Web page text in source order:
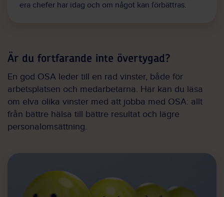
era chefer har idag och om något kan förbättras.
Är du fortfarande inte övertygad?
En god OSA leder till en rad vinster, både för
arbetsplatsen och medarbetarna. Här kan du läsa
om elva olika vinster med att jobba med OSA: allt
från bättre hälsa till bättre resultat och lägre
personalomsättning.